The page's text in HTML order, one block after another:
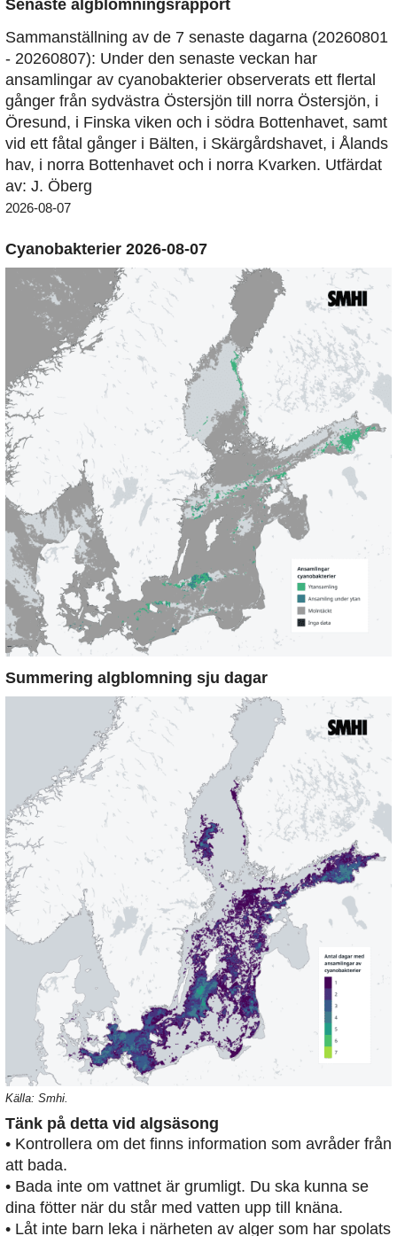
Senaste algblomningsrapport
Sammanställning av de 7 senaste dagarna (20260801
- 20260807): Under den senaste veckan har
ansamlingar av cyanobakterier observerats ett flertal
gånger från sydvästra Östersjön till norra Östersjön, i
Öresund, i Finska viken och i södra Bottenhavet, samt
vid ett fåtal gånger i Bälten, i Skärgårdshavet, i Ålands
hav, i norra Bottenhavet och i norra Kvarken. Utfärdat
av: J. Öberg
2026-08-07
Cyanobakterier 2026-08-07
Summering algblomning sju dagar
Källa: Smhi.
Tänk på detta vid algsäsong
• Kontrollera om det finns information som avråder från
att bada.
• Bada inte om vattnet är grumligt. Du ska kunna se
dina fötter när du står med vatten upp till knäna.
• Låt inte barn leka i närheten av alger som har spolats